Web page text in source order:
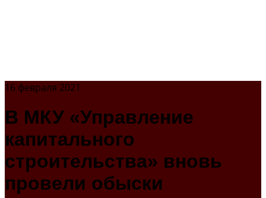
16 февраля 2021
В МКУ «Управление
капитального
строительства» вновь
провели обыски